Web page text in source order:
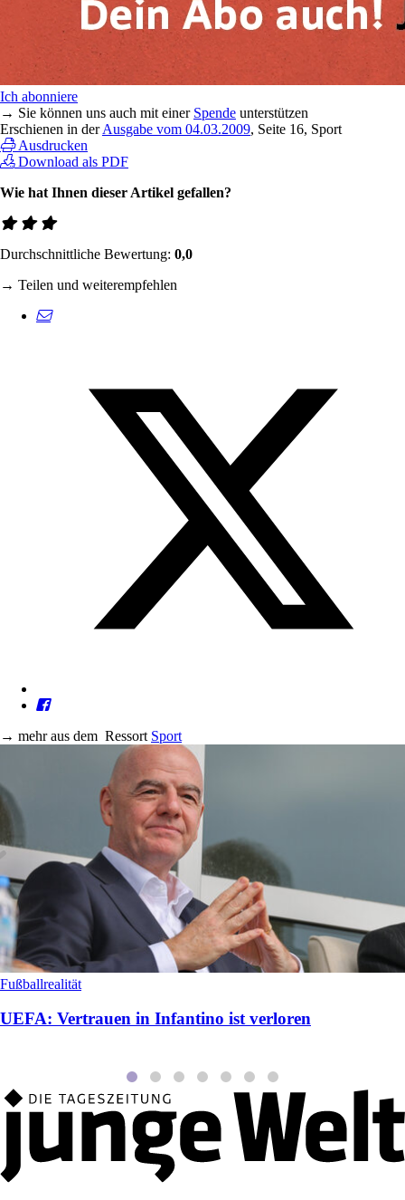
Ich abonniere
→ Sie können uns auch mit einer Spende unterstützen
Erschienen in derAusgabe vom 04.03.2009, Seite 16, Sport
Ausdrucken
Download als PDF
Wie hat Ihnen dieser Artikel gefallen?
Durchschnittliche Bewertung: 0,0
→ Teilen und weiterempfehlen
→ mehr aus dem Ressort Sport
Fußballrealität
UEFA: Vertrauen in Infantino ist verloren